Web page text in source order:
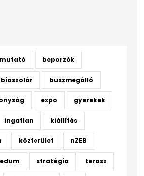
beporzók
bioszolár buszmegálló
expo gyerekek
ingatlan kiállítás
közterület nZEB
stratégia terasz